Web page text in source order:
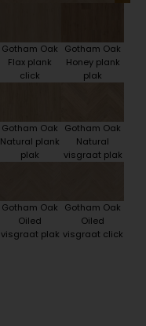
Gotham Oak
Flax plank
click
Gotham Oak
Honey plank
plak
Gotham Oak
Natural plank
plak
Gotham Oak
Natural
visgraat plak
Gotham Oak
Oiled
visgraat plak
Gotham Oak
Oiled
visgraat click